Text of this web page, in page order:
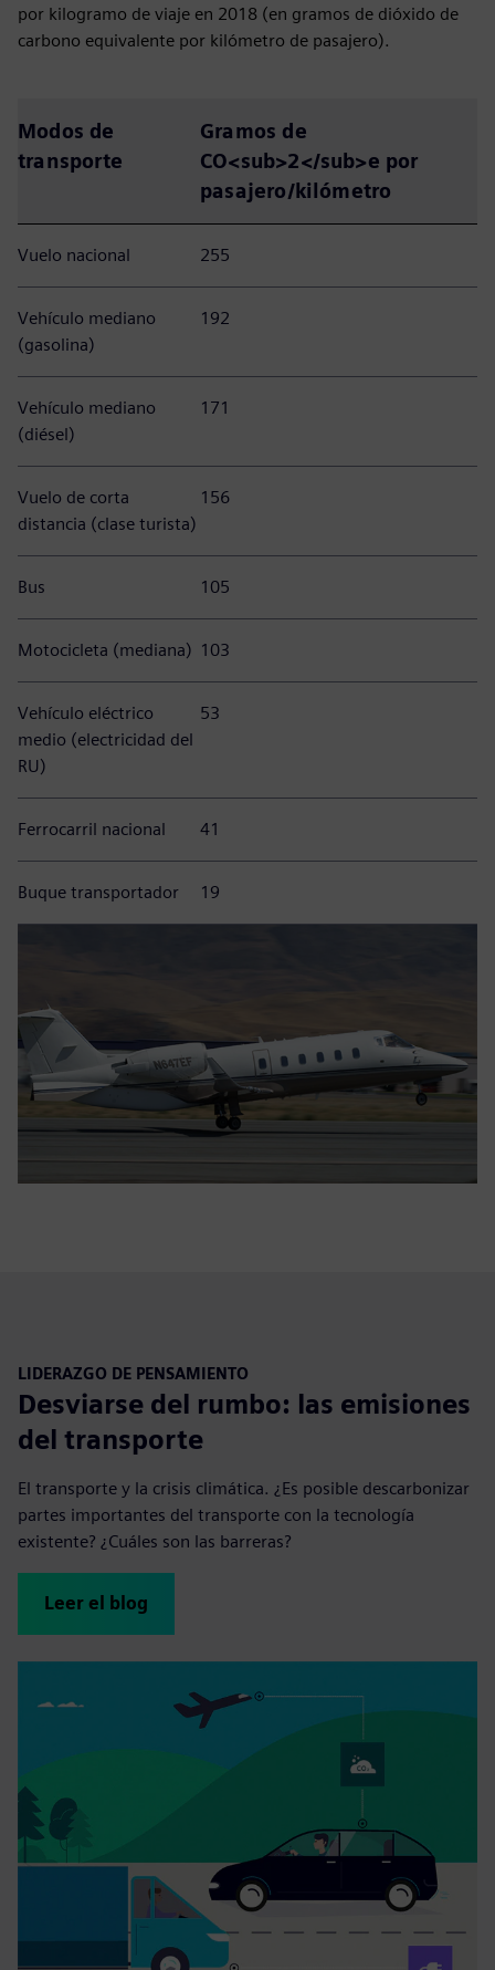
por kilogramo de viaje en 2018 (en gramos de dióxido de
carbono equivalente por kilómetro de pasajero).
Modos de
transporte
Gramos de
CO<sub>2</sub>e por
pasajero/kilómetro
Vuelo nacional 255
Vehículo mediano
(gasolina)
192
Vehículo mediano
(diésel)
171
Vuelo de corta
distancia (clase turista)
156
Bus 105
Motocicleta (mediana) 103
Vehículo eléctrico
medio (electricidad del
RU)
53
Ferrocarril nacional 41
Buque transportador 19
LIDERAZGO DE PENSAMIENTO
Desviarse del rumbo: las emisiones
del transporte
El transporte y la crisis climática. ¿Es posible descarbonizar
partes importantes del transporte con la tecnología
existente? ¿Cuáles son las barreras?
Leer el blog